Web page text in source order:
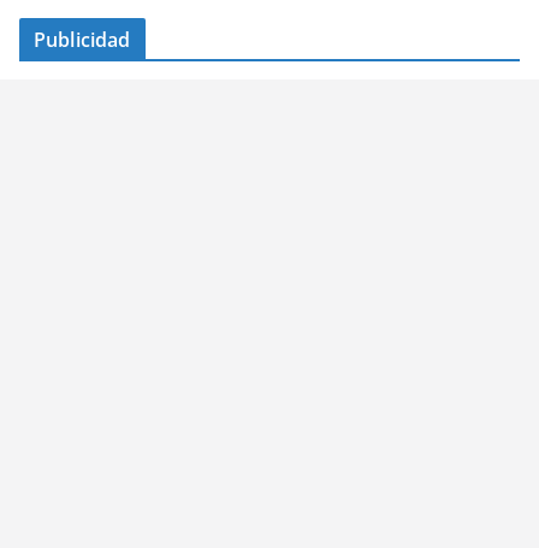
Publicidad